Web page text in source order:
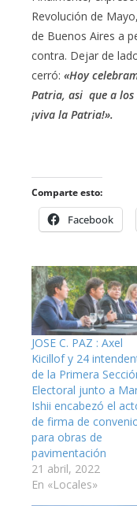
Revolución de
de Buenos Aires a
contra. Dejar de
cerró: «Hoy
Patria, asi que a los
¡viva la Patria!».
Comparte esto:
Facebook
JOSE C. PAZ : Axel
Kicillof y 24
de la Primera
Electoral junto a
Ishii encabezó el
de firma de
para obras de
pavimentación
21 abril, 2022
En «Locales»